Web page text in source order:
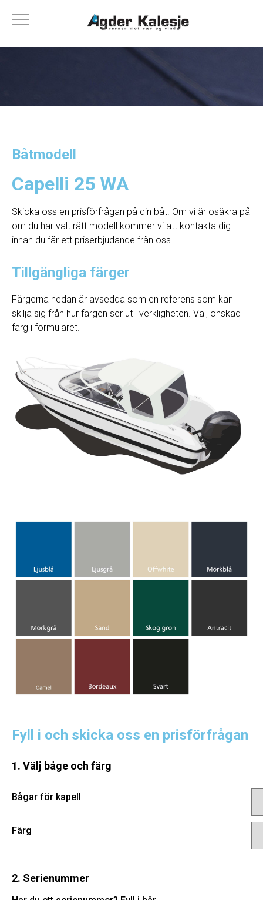
Båtmodell
Capelli 25 WA
Skicka oss en prisförfrågan på din båt. Om vi ​​är osäkra på
om du har valt rätt modell kommer vi att kontakta dig
innan du får ett priserbjudande från oss.
Tillgängliga färger
Färgerna nedan är avsedda som en referens som kan
skilja sig från hur färgen ser ut i verkligheten. Välj önskad
färg i formuläret.
Fyll i och skicka oss en prisförfrågan
1. Välj båge och färg
Bågar för kapell
Färg
2. Serienummer